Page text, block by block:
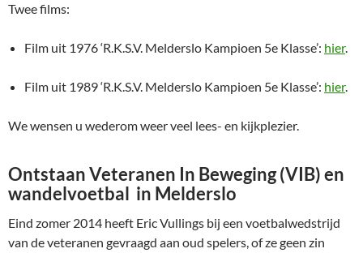
Twee films:
Film uit 1976 ‘R.K.S.V. Melderslo Kampioen 5e Klasse’: hier.
Film uit 1989 ‘R.K.S.V. Melderslo Kampioen 5e Klasse’: hier.
We wensen u wederom weer veel lees- en kijkplezier.
OntstaanVeteranen In Beweging (VIB) en
wandelvoetbal in Melderslo
Eind zomer 2014 heeft Eric Vullings bij een voetbalwedstrijd
van de veteranen gevraagd aan oud spelers, of ze geen zin